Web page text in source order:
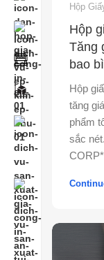
Hộp
Hộp
Tăng
bao
Hộp
tăng
phẩm
sắc